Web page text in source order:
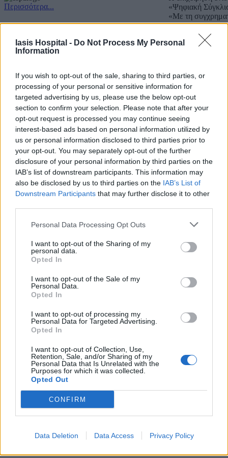
Iasis Hospital - Do Not Process My Personal
Information
If you wish to opt-out of the sale, sharing to third parties, or
processing of your personal or sensitive information for
targeted advertising by us, please use the below opt-out
section to confirm your selection. Please note that after your
opt-out request is processed you may continue seeing
interest-based ads based on personal information utilized by
us or personal information disclosed to third parties prior to
your opt-out. You may separately opt-out of the further
disclosure of your personal information by third parties on the
IAB’s list of downstream participants. This information may
also be disclosed by us to third parties on the IAB’s List of
Downstream Participants that may further disclose it to other
Personal Data Processing Opt Outs
I want to opt-out of the Sharing of my
personal data.
Opted In
I want to opt-out of the Sale of my
Personal Data.
Opted In
I want to opt-out of processing my
Personal Data for Targeted Advertising.
Opted In
I want to opt-out of Collection, Use,
Retention, Sale, and/or Sharing of my
Personal Data that Is Unrelated with the
Purposes for which it was collected.
Opted Out
CONFIRM
Data Deletion Data Access Privacy Policy
Περισσότερα...
«Ψηφιακή
«Με τη